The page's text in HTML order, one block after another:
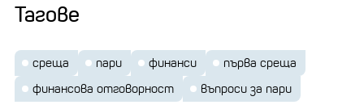
Тагове
среща пари финанси
първа среща
финансова отговорност
въпроси за пари